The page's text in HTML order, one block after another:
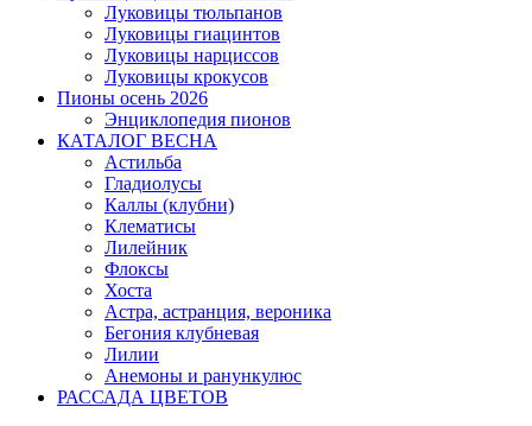
Луковицы тюльпанов
Луковицы гиацинтов
Луковицы нарциссов
Луковицы крокусов
Пионы осень 2026
Энциклопедия пионов
КАТАЛОГ ВЕСНА
Астильба
Гладиолусы
Каллы (клубни)
Клематисы
Лилейник
Флоксы
Хоста
Астра, астранция, вероника
Бегония клубневая
Лилии
Анемоны и ранункулюс
РАССАДА ЦВЕТОВ